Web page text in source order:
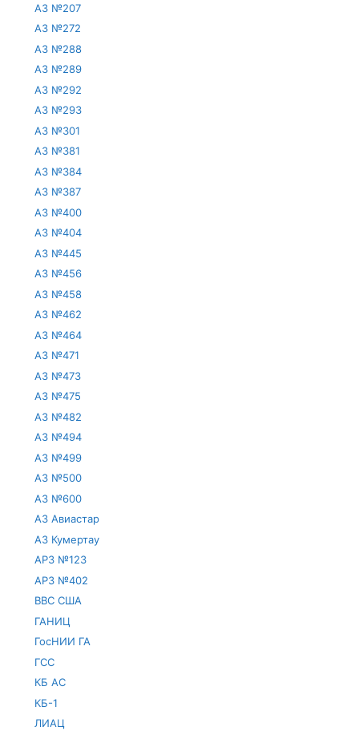
АЗ №207
АЗ №272
АЗ №288
АЗ №289
АЗ №292
АЗ №293
АЗ №301
АЗ №381
АЗ №384
АЗ №387
АЗ №400
АЗ №404
АЗ №445
АЗ №456
АЗ №458
АЗ №462
АЗ №464
АЗ №471
АЗ №473
АЗ №475
АЗ №482
АЗ №494
АЗ №499
АЗ №500
АЗ №600
АЗ Авиастар
АЗ Кумертау
АРЗ №123
АРЗ №402
ВВС США
ГАНИЦ
ГосНИИ ГА
ГСС
КБ АС
КБ-1
ЛИАЦ